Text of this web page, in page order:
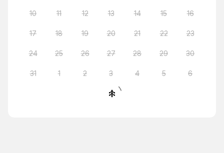
10 11 12 13 14 15 16
17 18 19 20 21 22 23
24 25 26 27 28 29 30
31 1 2 3 4 5 6